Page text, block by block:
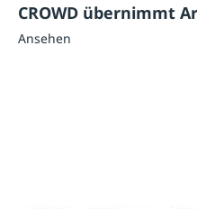
CROWD übernimmt
Ansehen